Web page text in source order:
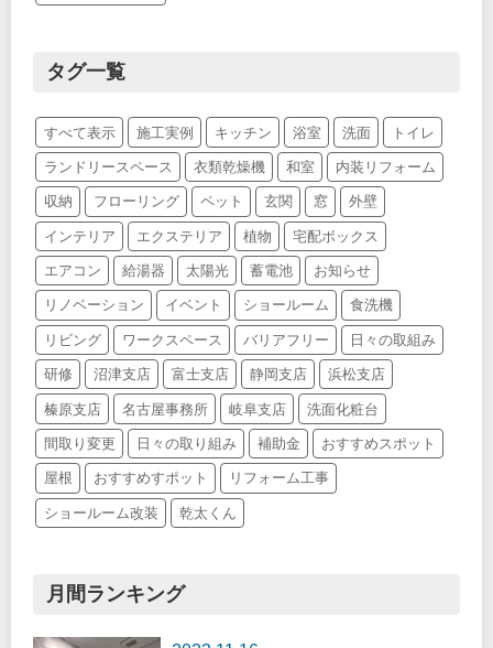
タグ一覧
すべて表示 施工実例 キッチン 浴室 洗面 トイレ
ランドリースペース 衣類乾燥機 和室 内装リフォーム
収納 フローリング ペット 玄関 窓 外壁
インテリア エクステリア 植物 宅配ボックス
エアコン 給湯器 太陽光 蓄電池 お知らせ
リノベーション イベント ショールーム 食洗機
リビング ワークスペース バリアフリー 日々の取組み
研修 沼津支店 富士支店 静岡支店 浜松支店
榛原支店 名古屋事務所 岐阜支店 洗面化粧台
間取り変更 日々の取り組み 補助金 おすすめスポット
屋根 おすすめすポット リフォーム工事
ショールーム改装 乾太くん
月間ランキング